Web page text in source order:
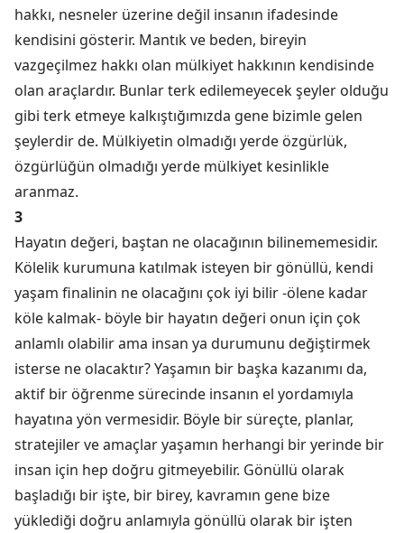
hakkı, nesneler üzerine değil insanın ifadesinde
kendisini gösterir. Mantık ve beden, bireyin
vazgeçilmez hakkı olan mülkiyet hakkının kendisinde
olan araçlardır. Bunlar terk edilemeyecek şeyler olduğu
gibi terk etmeye kalkıştığımızda gene bizimle gelen
şeylerdir de. Mülkiyetin olmadığı yerde özgürlük,
özgürlüğün olmadığı yerde mülkiyet kesinlikle
aranmaz.
3
Hayatın değeri, baştan ne olacağının bilinememesidir.
Kölelik kurumuna katılmak isteyen bir gönüllü, kendi
yaşam finalinin ne olacağını çok iyi bilir -ölene kadar
köle kalmak- böyle bir hayatın değeri onun için çok
anlamlı olabilir ama insan ya durumunu değiştirmek
isterse ne olacaktır? Yaşamın bir başka kazanımı da,
aktif bir öğrenme sürecinde insanın el yordamıyla
hayatına yön vermesidir. Böyle bir süreçte, planlar,
stratejiler ve amaçlar yaşamın herhangi bir yerinde bir
insan için hep doğru gitmeyebilir. Gönüllü olarak
başladığı bir işte, bir birey, kavramın gene bize
yüklediği doğru anlamıyla gönüllü olarak bir işten